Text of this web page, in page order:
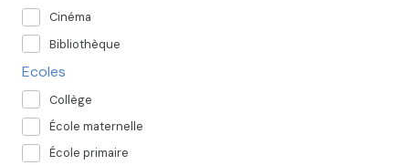
Cinéma
Bibliothèque
Ecoles
Collège
École maternelle
École primaire